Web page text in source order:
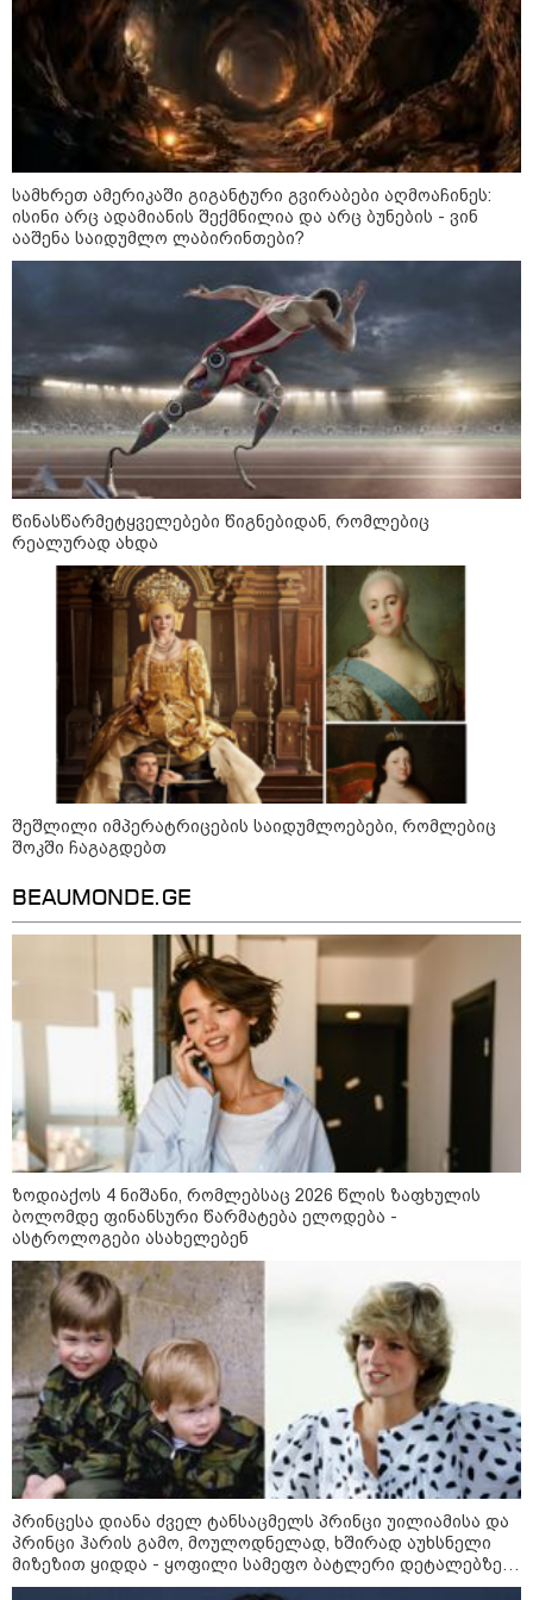
როგორ ჩავიცვათ 40 წლის
შემდეგ: მილიონერების
სტილისტის 8 ოქროს წესი და
აუცილებელი სამოსი
მსოფლიო
13:15 / 08-08-2026
უძველესი სენი და ეპიდემია: აშშ-ში
ერთდროულად კეთრს და ნაწლავურ
ინფექციას ებრძვიან - რა უნდა ვიცოდეთ
და რამდენად სახიფათოა
დაიღუპა 3 ადამიანი და
დაშავდა 25
10:17 / 09-08-2026
რუსებმა ხარკოვს და ოდესას
დაარტყეს, არიან დაღუპულები
და დაშავებულები - რა
ინფორმაციას ავრცელებს
ხარკოვის მერი?
10:02 / 09-08-2026
"ქართული ოცნება” ხელს
უწყობს ირანული
ტერორისტული ქსელების
უკანონო გაფართოებას, თუმცა
მაინც ამერიკას უყენებს
მოთხოვნებს?" - ჯო უილსონი
21:17 / 08-08-2026
აშშ-მა საქართველოში
დაფუძნებული კრიპტოკომპანია
დაასანქცირა
კატეგორიის ყველა სიახლე
სამხრეთ ამერიკაში გიგანტური გვირაბები აღმოაჩინეს:
ისინი არც ადამიანის შექმნილია და არც ბუნების - ვინ
ააშენა საიდუმლო ლაბირინთები?
წინასწარმეტყველებები წიგნებიდან, რომლებიც
რეალურად ახდა
შეშლილი იმპერატრიცების საიდუმლოებები, რომლებიც
შოკში ჩაგაგდებთ
BEAUMONDE.GE
ზოდიაქოს 4 ნიშანი, რომლებსაც 2026 წლის ზაფხულის
ბოლომდე ფინანსური წარმატება ელოდება -
ასტროლოგები ასახელებენ
პრინცესა დიანა ძველ ტანსაცმელს პრინცი უილიამისა და
პრინცი ჰარის გამო, მოულოდნელად, ხშირად აუხსნელი
მიზეზით ყიდდა - ყოფილი სამეფო ბატლერი დეტალებზე
საკუთარ წიგნში საუბრობს